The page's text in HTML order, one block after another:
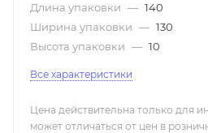
Длина упаковки — 140
Ширина упаковки — 130
Высота упаковки — 10
Все характеристики
Цена действительна только для
может отличаться от цен в